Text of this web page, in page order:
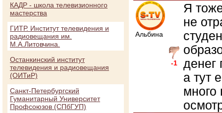
Альбина
-1
Я
не
денег
а тут
много
КАДР - школа телевизионного
мастерства
ГИТР. Институт телевидения и
радиовещания им.
М.А.Литовчина.
Останкинский институт
телевидения и радиовещания
(ОИТиР)
Санкт-Петербургский
Гуманитарный Университет
Профсоюзов (СПбГУП)